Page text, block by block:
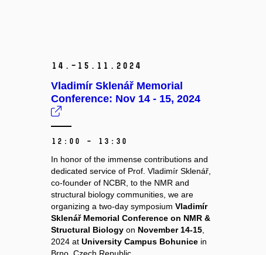
14.–15. 11. 2024
Vladimír Sklenář Memorial
Conference: Nov 14 - 15, 2024
12:00 – 13:30
In honor of the immense contributions and
dedicated service of Prof. Vladimír Sklenář,
co-founder of NCBR, to the NMR and
structural biology communities, we are
organizing a two-day symposium Vladimír
Sklenář Memorial Conference on NMR &
Structural Biology on November 14-15
2024 at University Campus Bohunice in